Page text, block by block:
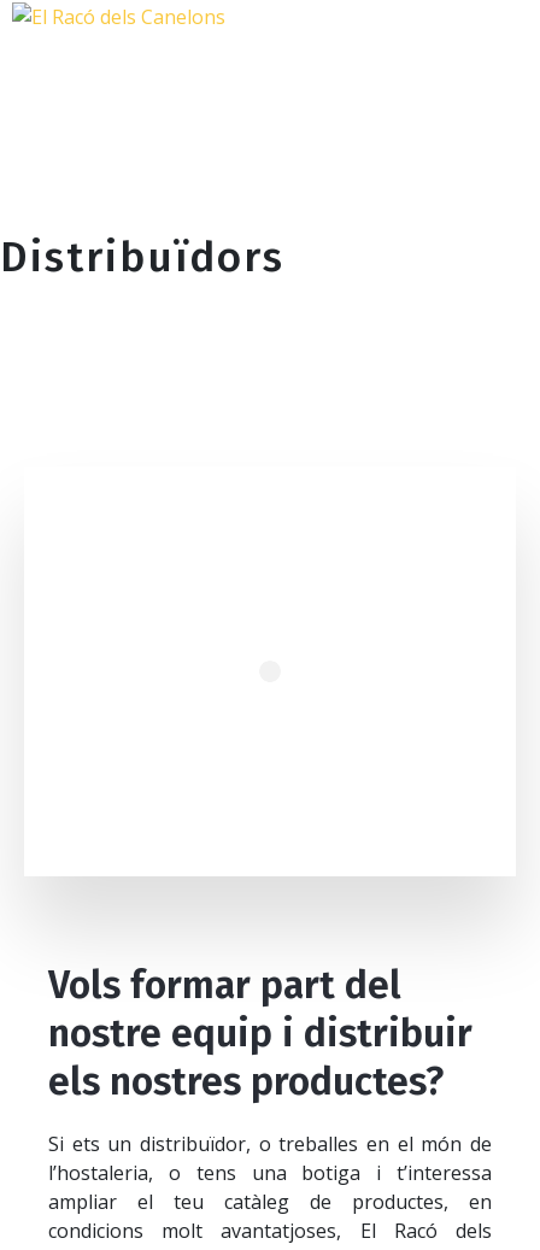
Distribuïdors
Vols formar part del
nostre equip i distribuir
els nostres productes?
Si ets un distribuïdor, o treballes en el món de
l’hostaleria, o tens una botiga i t’interessa
ampliar el teu catàleg de productes, en
condicions molt avantatjoses, El Racó dels